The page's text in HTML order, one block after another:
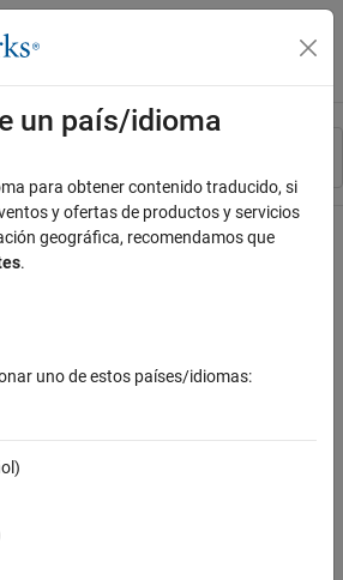
menú de navegación
un país/idioma
para obtener contenido traducido, si
y ofertas de productos y servicios
geográfica, recomendamos que
.
uno de estos países/idiomas: